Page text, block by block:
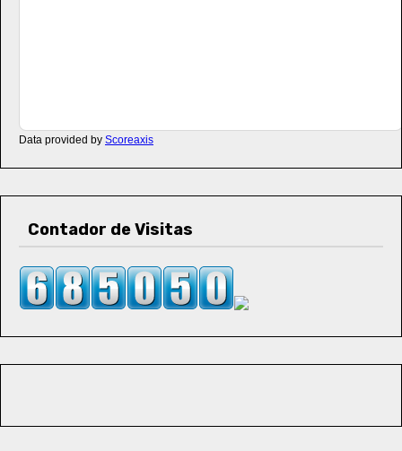
Data provided by Scoreaxis
Contador de Visitas